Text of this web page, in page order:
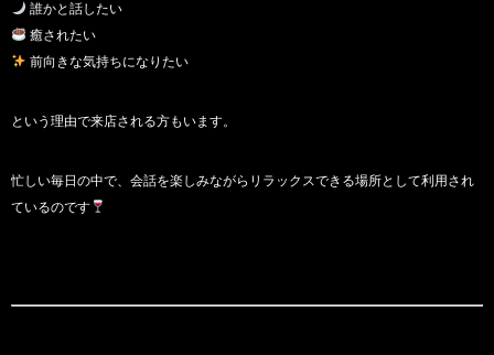
誰かと話したい
癒されたい
前向きな気持ちになりたい
という理由で来店される方もいます。
忙しい毎日の中で、会話を楽しみながらリラックスできる場所として利用され
ているのです